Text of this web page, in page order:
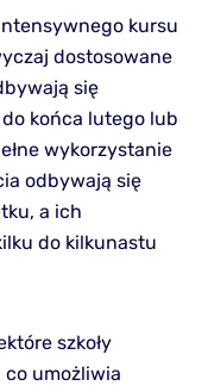
kursu
dostosowane
się
końca lutego lub
wykorzystanie
odbywają się
a ich
do kilkunastu
szkoły
umożliwia